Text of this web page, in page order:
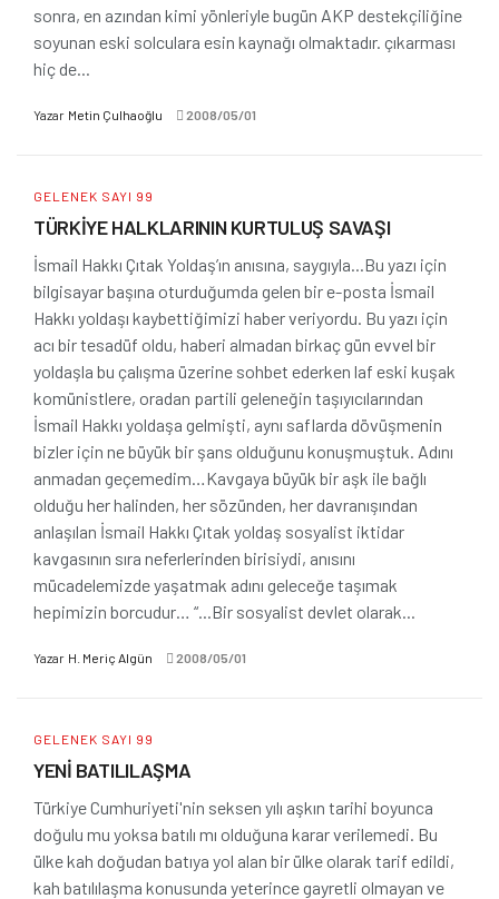
sonra, en azından kimi yönleriyle bugün AKP destekçiliğine
soyunan eski solculara esin kaynağı olmaktadır. çıkarması
hiç de...
Yazar Metin Çulhaoğlu 2008/05/01
GELENEK SAYI 99
TÜRKİYE HALKLARININ KURTULUŞ SAVAŞI
İsmail Hakkı Çıtak Yoldaş’ın anısına, saygıyla...Bu yazı için
bilgisayar başına oturduğumda gelen bir e-posta İsmail
Hakkı yoldaşı kaybettiğimizi haber veriyordu. Bu yazı için
acı bir tesadüf oldu, haberi almadan birkaç gün evvel bir
yoldaşla bu çalışma üzerine sohbet ederken laf eski kuşak
komünistlere, oradan partili geleneğin taşıyıcılarından
İsmail Hakkı yoldaşa gelmişti, aynı saflarda dövüşmenin
bizler için ne büyük bir şans olduğunu konuşmuştuk. Adını
anmadan geçemedim…Kavgaya büyük bir aşk ile bağlı
olduğu her halinden, her sözünden, her davranışından
anlaşılan İsmail Hakkı Çıtak yoldaş sosyalist iktidar
kavgasının sıra neferlerinden birisiydi, anısını
mücadelemizde yaşatmak adını geleceğe taşımak
hepimizin borcudur… “...Bir sosyalist devlet olarak...
Yazar H. Meriç Algün 2008/05/01
GELENEK SAYI 99
YENİ BATILILAŞMA
Türkiye Cumhuriyeti'nin seksen yılı aşkın tarihi boyunca
doğulu mu yoksa batılı mı olduğuna karar verilemedi. Bu
ülke kah doğudan batıya yol alan bir ülke olarak tarif edildi,
kah batılılaşma konusunda yeterince gayretli olmayan ve